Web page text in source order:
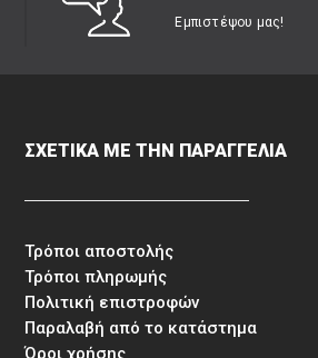
Εμπιστέψου μας!
ΣΧΕΤΙΚΑ ΜΕ ΤΗΝ ΠΑΡΑΓΓΕΛΙΑ
Τρόποι αποστολής
Τρόποι πληρωμής
Πολιτική επιστροφών
Παραλαβή από το κατάστημα
Όροι χρήσης